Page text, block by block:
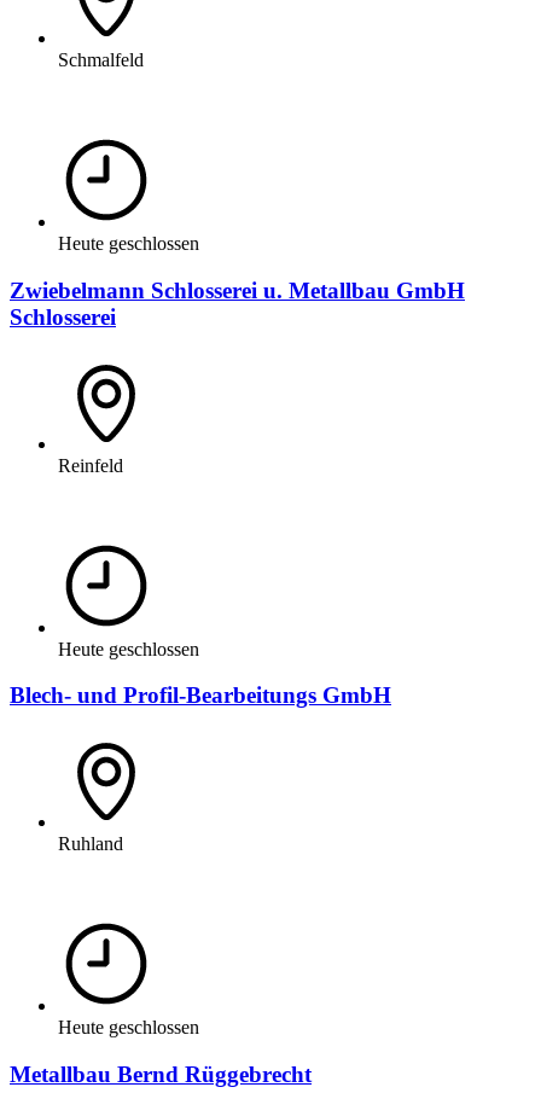
Schmalfeld
Heute geschlossen
Zwiebelmann Schlosserei u. Metallbau GmbH
Schlosserei
Reinfeld
Heute geschlossen
Blech- und Profil-Bearbeitungs GmbH
Ruhland
Heute geschlossen
Metallbau Bernd Rüggebrecht